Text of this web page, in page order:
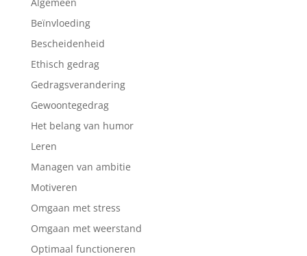
Beïnvloeding
Bescheidenheid
Ethisch gedrag
Gedragsverandering
Gewoontegedrag
Het belang van humor
Leren
Managen van ambitie
Motiveren
Omgaan met stress
Omgaan met weerstand
Optimaal functioneren